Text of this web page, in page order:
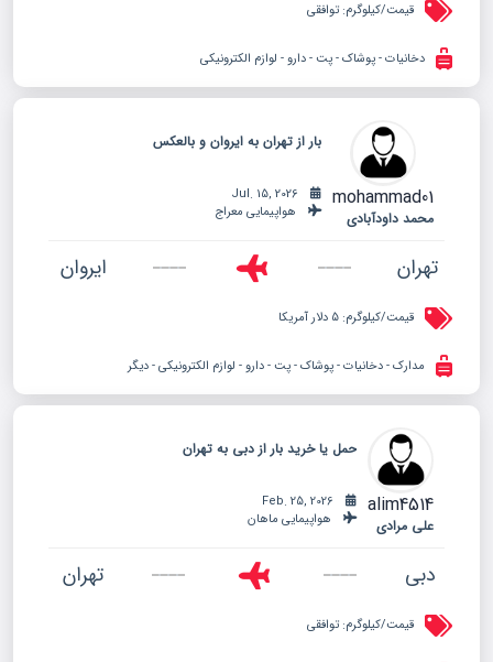
قیمت/کیلوگرم:
دخانیات - پوشاک - پت - دارو - لوازم الکترونیکی
mohammad01
محمد داودآبادی
بار از تهران به ایروان و بالعکس
هواپیمایی معراج
تهران ایروان
قیمت/کیلوگرم:
مدارک - دخانیات - پوشاک - پت - دارو - لوازم الکترونیکی - دیگر
alim4514
علی مرادی
حمل یا خرید بار از دبی به تهران
هواپیمایی ماهان
دبی تهران
قیمت/کیلوگرم: